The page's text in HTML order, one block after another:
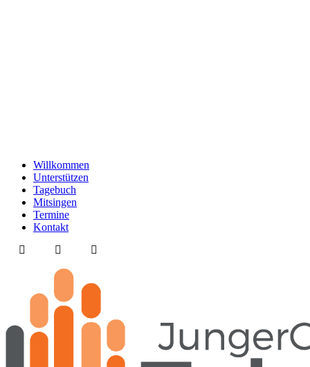
Willkommen
Unterstützen
Tagebuch
Mitsingen
Termine
Kontakt